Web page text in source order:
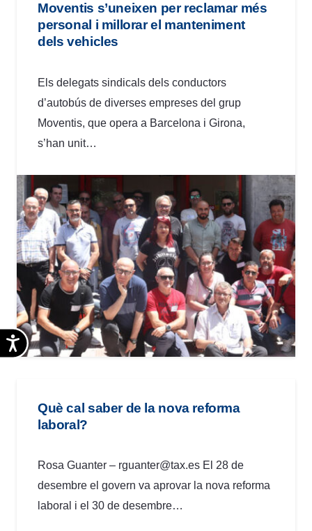
Accesibilidad
Moventis s’uneixen per reclamar més
personal i millorar el manteniment
dels vehicles
Els delegats sindicals dels conductors
d’autobús de diverses empreses del grup
Moventis, que opera a Barcelona i Girona,
s’han unit…
Què cal saber de la nova reforma
laboral?
Rosa Guanter – rguanter@tax.es El 28 de
desembre el govern va aprovar la nova reforma
laboral i el 30 de desembre…